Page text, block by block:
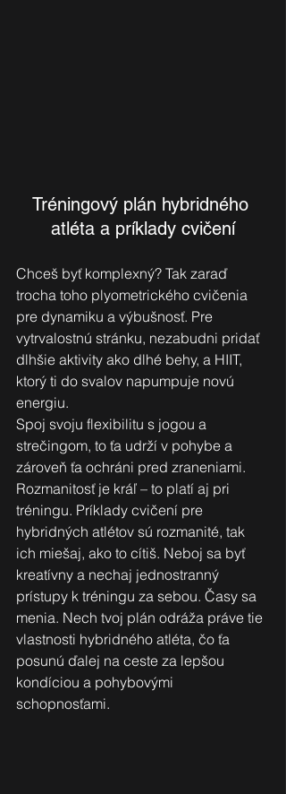
Tréningový plán hybridného
atléta a príklady cvičení
Chceš byť komplexný? Tak zaraď
trocha toho plyometrického cvičenia
pre dynamiku a výbušnosť. Pre
vytrvalostnú stránku, nezabudni pridať
dlhšie aktivity ako dlhé behy, a HIIT,
ktorý ti do svalov napumpuje novú
energiu.
Spoj svoju flexibilitu s jogou a
strečingom, to ťa udrží v pohybe a
zároveň ťa ochráni pred zraneniami.
Rozmanitosť je kráľ – to platí aj pri
tréningu. Príklady cvičení pre
hybridných atlétov sú rozmanité, tak
ich miešaj, ako to cítiš. Neboj sa byť
kreatívny a nechaj jednostranný
prístupy k tréningu za sebou. Časy sa
menia. Nech tvoj plán odráža práve tie
vlastnosti hybridného atléta, čo ťa
posunú ďalej na ceste za lepšou
kondíciou a pohybovými
schopnosťami.